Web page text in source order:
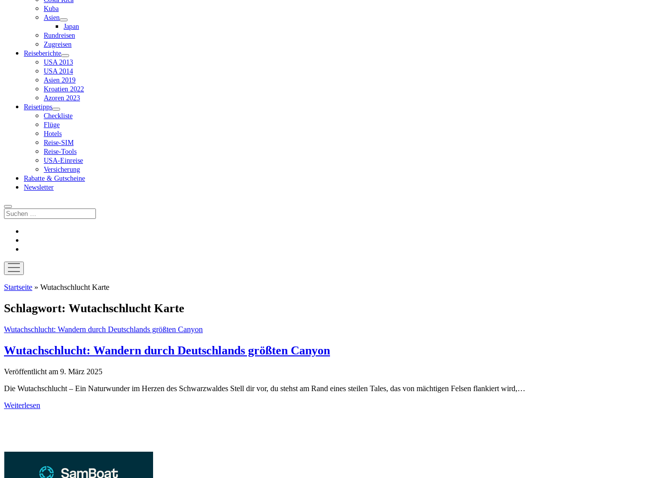
Kuba
Asien
Dropdown-
Menü
öffnen
Japan
Rundreisen
Zugreisen
Reiseberichte
Dropdown-
Menü
öffnen
USA 2013
USA 2014
Asien 2019
Kroatien 2022
Azoren 2023
Reisetipps
Dropdown-
Menü
öffnen
Checkliste
Flüge
Hotels
Reise-SIM
Reise-Tools
USA-Einreise
Versicherung
Rabatte & Gutscheine
Newsletter
Suchen
Menü
öffnen
Startseite » Wutachschlucht Karte
Schlagwort: Wutachschlucht Karte
Wutachschlucht: Wandern durch Deutschlands größten Canyon
Wutachschlucht: Wandern durch Deutschlands größten Canyon
Veröffentlicht am 9. März 2025
Die Wutachschlucht – Ein Naturwunder im Herzen des Schwarzwaldes Stell dir vor, du stehst am Rand eines steilen Tales, das von mächtigen Felsen flankiert wird,…
Weiterlesen